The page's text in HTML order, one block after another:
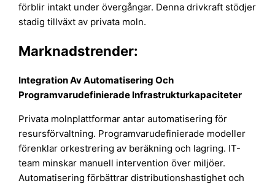
förblir intakt under övergångar. Denna drivkraft stödjer
stadig tillväxt av privata moln.
Marknadstrender:
Integration Av Automatisering Och
Programvarudefinierade Infrastrukturkapaciteter
Privata molnplattformar antar automatisering för
resursförvaltning. Programvarudefinierade modeller
förenklar orkestrering av beräkning och lagring. IT-
team minskar manuell intervention över miljöer.
Automatisering förbättrar distributionshastighet och